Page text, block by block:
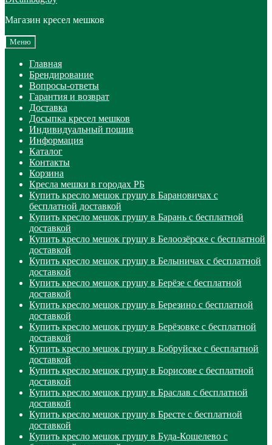
Магазин кресел мешков
Меню
Главная
Брендирование
Вопросы-ответы
Гарантия и возврат
Доставка
Досыпка кресел мешков
Индивидуальный пошив
Информация
Каталог
Контакты
Корзина
Кресла мешки в городах РБ
Купить кресло мешок грушу в Барановичах с
бесплатной доставкой
Купить кресло мешок грушу в Барань с бесплатной
доставкой
Купить кресло мешок грушу в Белоозёрске с бесплатной
доставкой
Купить кресло мешок грушу в Белыничах с бесплатной
доставкой
Купить кресло мешок грушу в Берёзе с бесплатной
доставкой
Купить кресло мешок грушу в Березино с бесплатной
доставкой
Купить кресло мешок грушу в Берёзовке с бесплатной
доставкой
Купить кресло мешок грушу в Бобруйске с бесплатной
доставкой
Купить кресло мешок грушу в Борисове с бесплатной
доставкой
Купить кресло мешок грушу в Браслав с бесплатной
доставкой
Купить кресло мешок грушу в Бресте с бесплатной
доставкой
Купить кресло мешок грушу в Буда-Кошелево с